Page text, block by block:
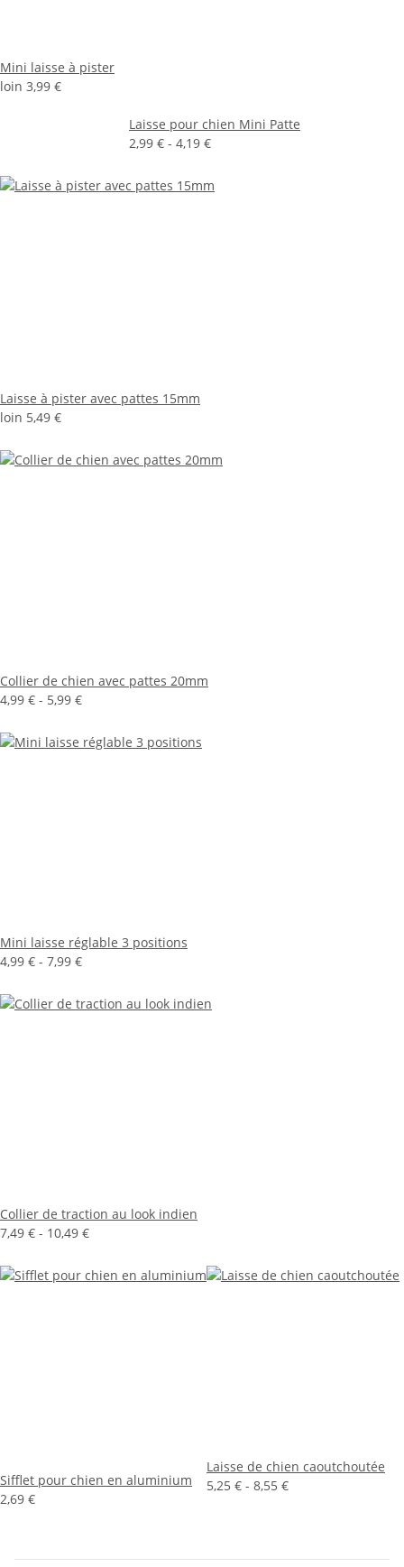
Mini laisse à pister
loin 3,99 €
Laisse pour chien Mini Patte
2,99 € - 4,19 €
Laisse à pister avec pattes 15mm
loin 5,49 €
Collier de chien avec pattes 20mm
4,99 € - 5,99 €
Mini laisse réglable 3 positions
4,99 € - 7,99 €
Collier de traction au look indien
7,49 € - 10,49 €
Sifflet pour chien en aluminium
2,69 €
Laisse de chien caoutchoutée
5,25 € - 8,55 €